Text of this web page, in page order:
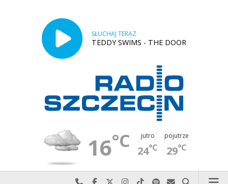
SŁUCHAJ TERAZ
TEDDY SWIMS - THE DOOR
16°C jutro
24°C
pojutrze
29°C